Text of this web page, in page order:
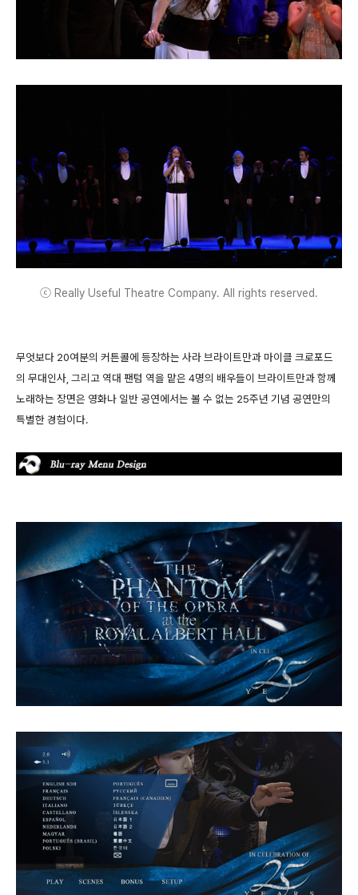
ⓒ Really Useful Theatre Company. All rights reserved.
무엇보다 20여분의 커튼콜에 등장하는 사라 브라이트만과 마이클 크로포드
의 무대인사, 그리고 역대 팬텀 역을 맡은 4명의 배우들이 브라이트만과 함께
노래하는 장면은 영화나 일반 공연에서는 볼 수 없는 25주년 기념 공연만의
특별한 경험이다.